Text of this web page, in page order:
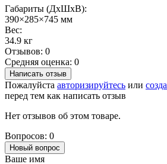
Габариты (ДхШхВ):
390×285×745 мм
Вес:
34.9 кг
Отзывов: 0
Средняя оценка: 0
Написать отзыв
Пожалуйста авторизируйтесь или
перед тем как написать отзыв
Нет отзывов об этом товаре.
Вопросов: 0
Новый вопрос
Ваше имя